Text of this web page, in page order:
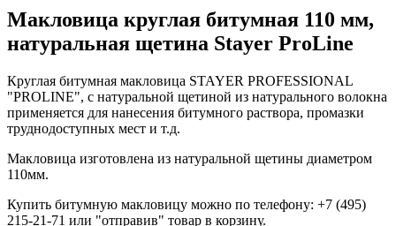
Макловица круглая битумная 110 мм,
натуральная щетина Stayer ProLine
Круглая битумная макловица STAYER PROFESSIONAL
"PROLINE", с натуральной щетиной из натурального волокна
применяется для нанесения битумного раствора, промазки
труднодоступных мест и т.д.
Макловица изготовлена из натуральной щетины диаметром
110мм.
Купить битумную макловицу можно по телефону: +7 (495)
215-21-71 или "отправив" товар в корзину.